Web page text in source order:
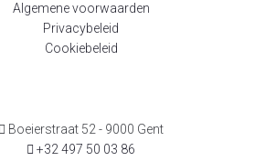
Algemene voorwaarden
Privacybeleid
Cookiebeleid
Boeierstraat 52 - 9000 Gent
+32 497 50 03 86